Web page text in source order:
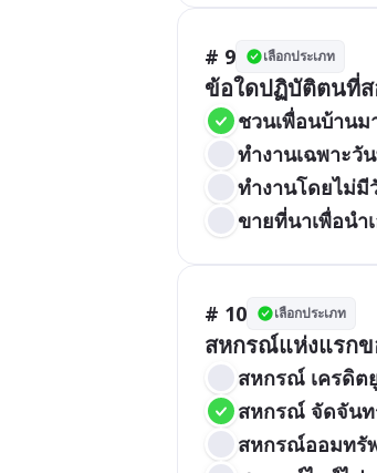
# 9 เลือกประเภท
ข้อใดปฏิบัติตนที่ส
ชวนเพื่อนบ้านม
ทำงานเฉพาะวั
ทำงานโดยไม่มี
ขายที่นาเพื่อนำ
# 10 เลือกประเภท
สหกรณ์แห่งแรกข
สหกรณ์ เครดิต
สหกรณ์ จัดจันท
สหกรณ์ออมทรั